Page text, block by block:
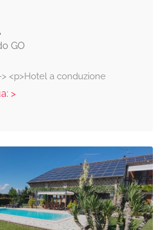
GO
<p>Hotel a conduzione
>